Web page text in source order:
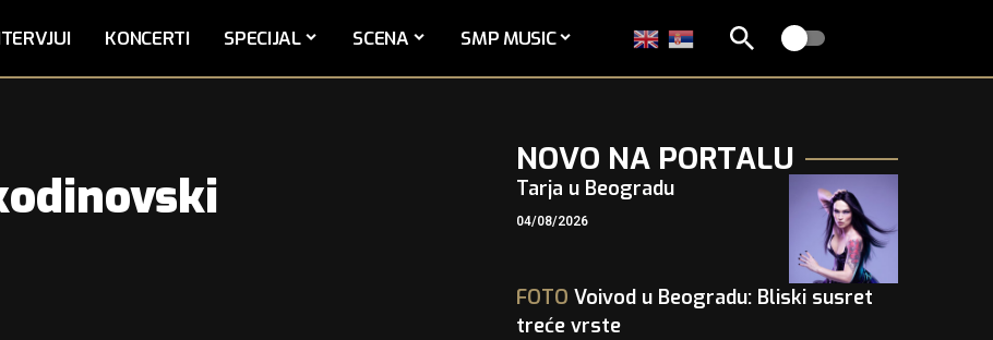
KONCERTI SPECIJAL SCENA SMP MUSIC
NOVO NA PORTALU
Tarja u Beogradu
04/08/2026
FOTO Voivod u Beogradu: Bliski susret
treće vrste